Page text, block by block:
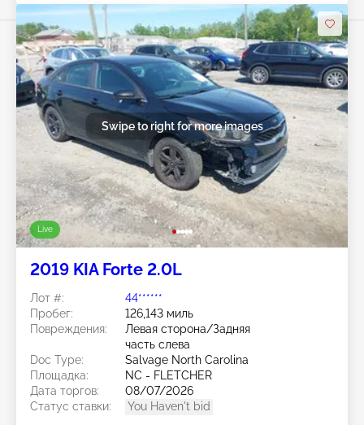
Live
Swipe to right for more images
2019 KIA Forte 2.0L
Лот #:
44******
Пробег:
126,143 миль
Повреждения:
Левая сторона/Задняя
часть слева
Doc Type:
Salvage North Carolina
Площадка:
NC - FLETCHER
Дата торгов:
08/07/2026
Статус ставки:
You Haven't bid